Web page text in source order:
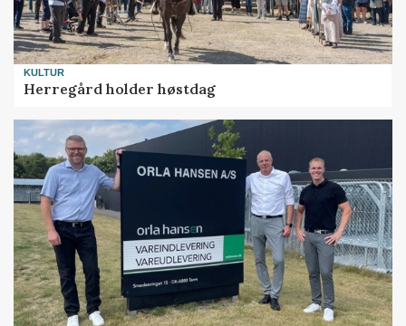
KULTUR
Herregård holder høstdag